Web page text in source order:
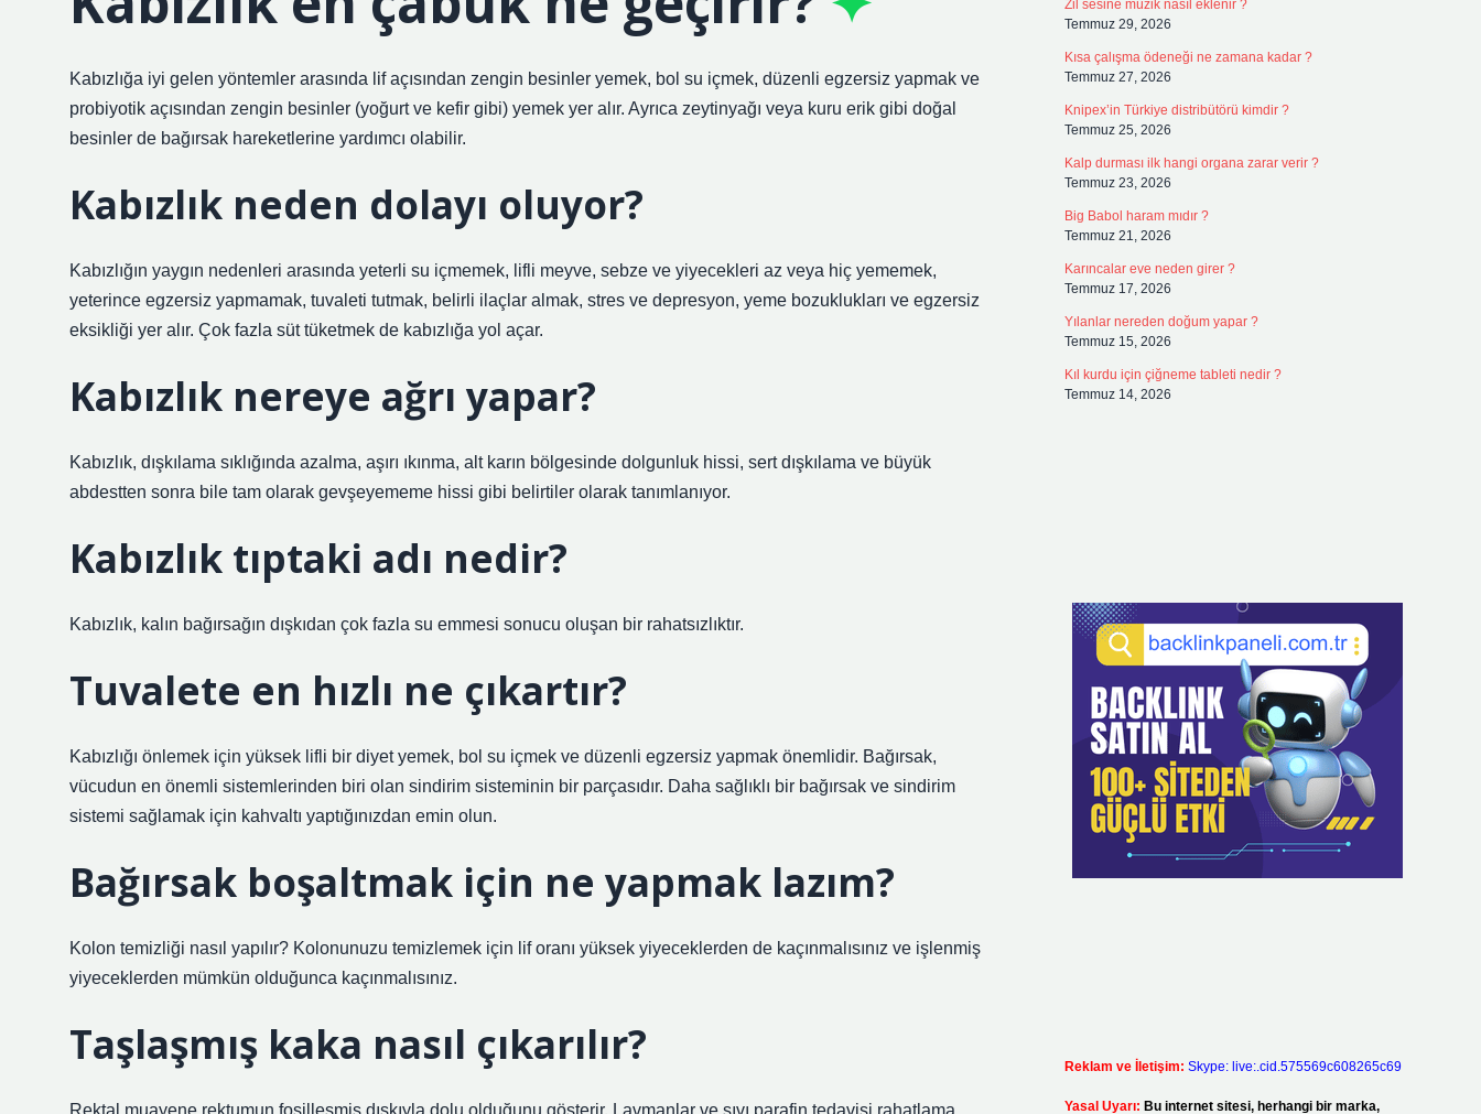
Kabızlığa iyi gelen yöntemler arasında lif açısından zengin besinler yemek, bol su içmek, düzenli egzersiz yapmak ve
probiyotik açısından zengin besinler (yoğurt ve kefir gibi) yemek yer alır. Ayrıca zeytinyağı veya kuru erik gibi doğal
besinler de bağırsak hareketlerine yardımcı olabilir.
Kabızlık neden dolayı oluyor?
Kabızlığın yaygın nedenleri arasında yeterli su içmemek, lifli meyve, sebze ve yiyecekleri az veya hiç yememek,
yeterince egzersiz yapmamak, tuvaleti tutmak, belirli ilaçlar almak, stres ve depresyon, yeme bozuklukları ve egzersiz
eksikliği yer alır. Çok fazla süt tüketmek de kabızlığa yol açar.
Kabızlık nereye ağrı yapar?
Kabızlık, dışkılama sıklığında azalma, aşırı ıkınma, alt karın bölgesinde dolgunluk hissi, sert dışkılama ve büyük
abdestten sonra bile tam olarak gevşeyememe hissi gibi belirtiler olarak tanımlanıyor.
Kabızlık tıptaki adı nedir?
Kabızlık, kalın bağırsağın dışkıdan çok fazla su emmesi sonucu oluşan bir rahatsızlıktır.
Tuvalete en hızlı ne çıkartır?
Kabızlığı önlemek için yüksek lifli bir diyet yemek, bol su içmek ve düzenli egzersiz yapmak önemlidir. Bağırsak,
vücudun en önemli sistemlerinden biri olan sindirim sisteminin bir parçasıdır. Daha sağlıklı bir bağırsak ve sindirim
sistemi sağlamak için kahvaltı yaptığınızdan emin olun.
Bağırsak boşaltmak için ne yapmak lazım?
Kolon temizliği nasıl yapılır? Kolonunuzu temizlemek için lif oranı yüksek yiyeceklerden de kaçınmalısınız ve işlenmiş
yiyeceklerden mümkün olduğunca kaçınmalısınız.
Taşlaşmış kaka nasıl çıkarılır?
Rektal muayene rektumun fosilleşmiş dışkıyla dolu olduğunu gösterir. Lavmanlar ve sıvı parafin tedavisi rahatlama
Zil sesine müzik nasıl eklenir ?
Temmuz 29, 2026
Kısa çalışma ödeneği ne zamana kadar ?
Temmuz 27, 2026
Knipex’in Türkiye distribütörü kimdir ?
Temmuz 25, 2026
Kalp durması ilk hangi organa zarar verir ?
Temmuz 23, 2026
Big Babol haram mıdır ?
Temmuz 21, 2026
Karıncalar eve neden girer ?
Temmuz 17, 2026
Yılanlar nereden doğum yapar ?
Temmuz 15, 2026
Kıl kurdu için çiğneme tableti nedir ?
Temmuz 14, 2026
Reklam ve İletişim: Skype: live:.cid.575569c608265c69
Yasal Uyarı: Bu internet sitesi, herhangi bir marka,